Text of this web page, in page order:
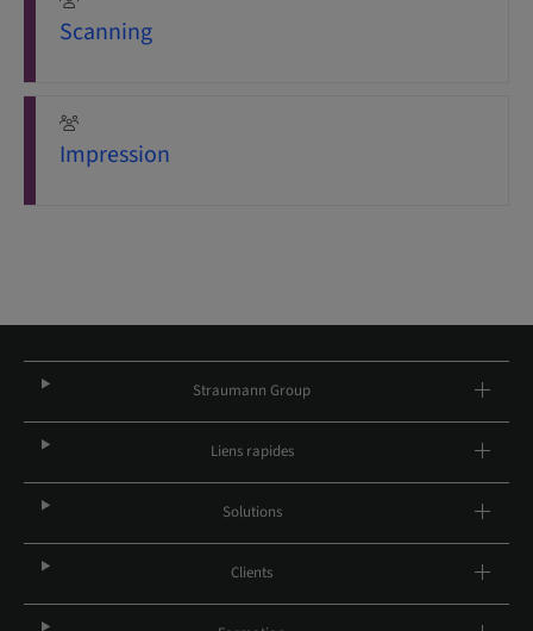
Scanning
Impression
Straumann Group
Liens rapides
Solutions
Clients